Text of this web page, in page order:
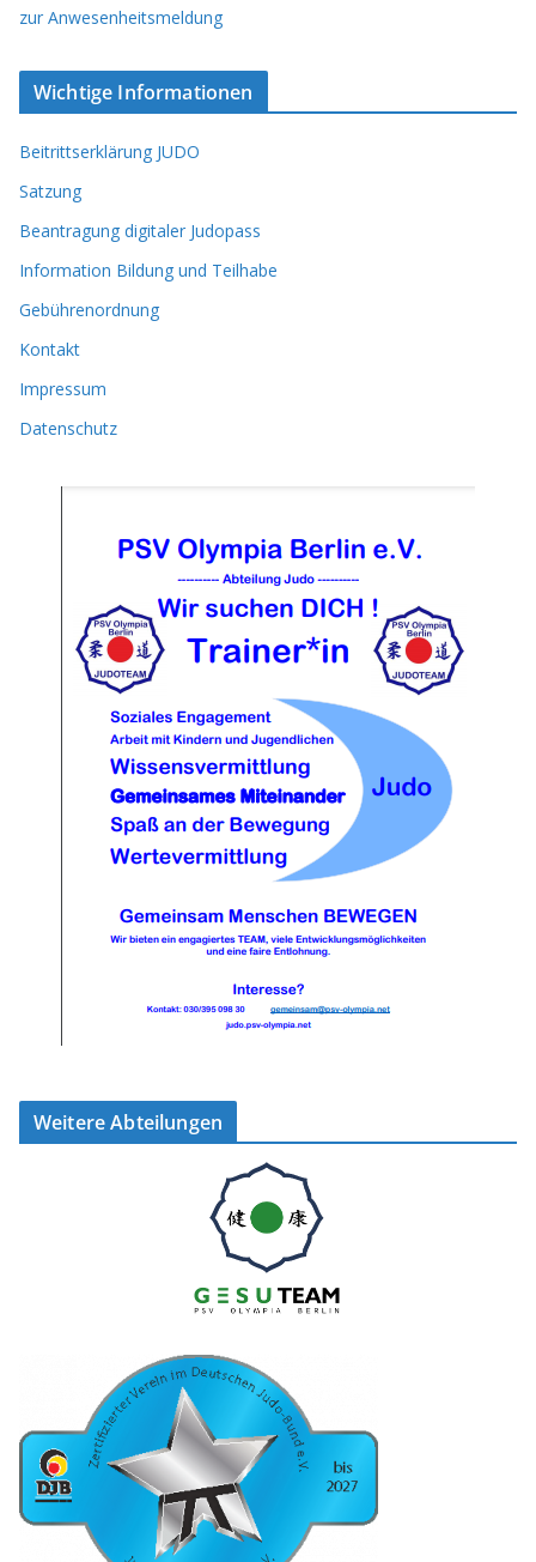
zur Anwesenheitsmeldung
Wichtige Informationen
Beitrittserklärung JUDO
Satzung
Beantragung digitaler Judopass
Information Bildung und Teilhabe
Gebührenordnung
Kontakt
Impressum
Datenschutz
Weitere Abteilungen